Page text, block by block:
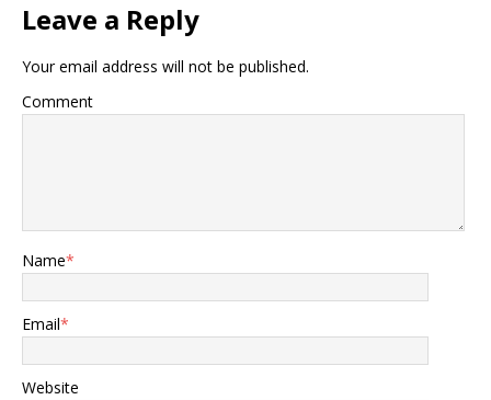
Leave a Reply
Your email address will not be published.
Comment
Name*
Email*
Website